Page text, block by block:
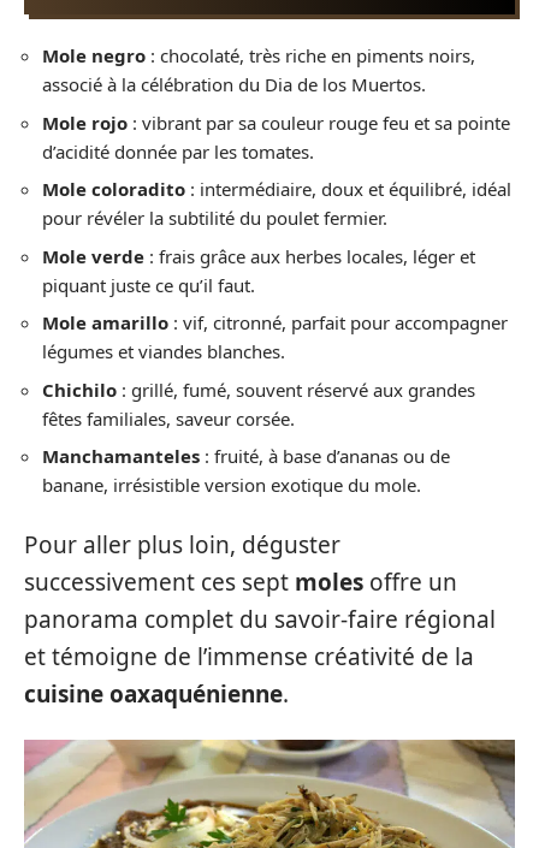
Mole negro : chocolaté, très riche en piments noirs,
associé à la célébration du Dia de los Muertos.
Mole rojo : vibrant par sa couleur rouge feu et sa pointe
d’acidité donnée par les tomates.
Mole coloradito : intermédiaire, doux et équilibré, idéal
pour révéler la subtilité du poulet fermier.
Mole verde : frais grâce aux herbes locales, léger et
piquant juste ce qu’il faut.
Mole amarillo : vif, citronné, parfait pour accompagner
légumes et viandes blanches.
Chichilo : grillé, fumé, souvent réservé aux grandes
fêtes familiales, saveur corsée.
Manchamanteles : fruité, à base d’ananas ou de
banane, irrésistible version exotique du mole.
Pour aller plus loin, déguster
successivement ces sept moles offre un
panorama complet du savoir-faire régional
et témoigne de l’immense créativité de la
cuisine oaxaquénienne.